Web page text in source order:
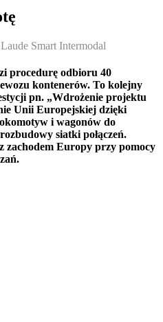
Smart Intermodal
procedurę odbioru 40
kontenerów. To kolejny
pn. „Wdrożenie projektu
Unii Europejskiej dzięki
i wagonów do
siatki połączeń.
zachodem Europy przy pomocy